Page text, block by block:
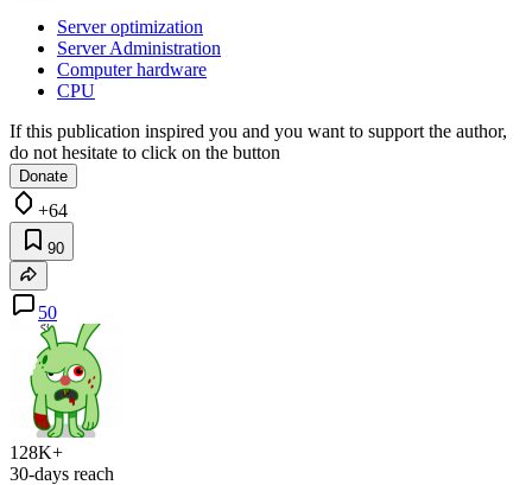
Server optimization
Server Administration
Computer hardware
CPU
If this publication inspired you and you want to support the author,
do not hesitate to click on the button
Donate
+64
90
50
128K+
30-days reach